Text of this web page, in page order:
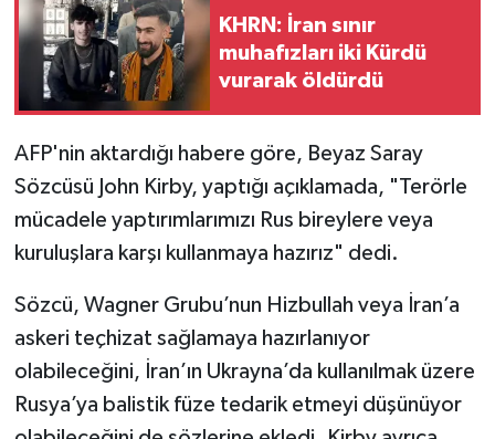
KHRN: İran sınır
muhafızları iki Kürdü
vurarak öldürdü
AFP'nin aktardığı habere göre, Beyaz Saray
Sözcüsü John Kirby, yaptığı açıklamada, "Terörle
mücadele yaptırımlarımızı Rus bireylere veya
kuruluşlara karşı kullanmaya hazırız" dedi.
Sözcü, Wagner Grubu’nun Hizbullah veya İran’a
askeri teçhizat sağlamaya hazırlanıyor
olabileceğini, İran’ın Ukrayna’da kullanılmak üzere
Rusya’ya balistik füze tedarik etmeyi düşünüyor